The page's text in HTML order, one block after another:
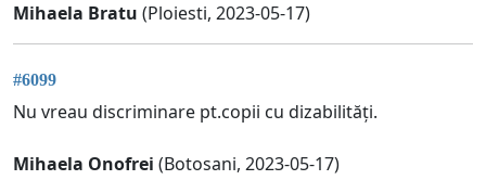
Mihaela Bratu (Ploiesti, 2023-05-17)
#6099
Nu vreau discriminare pt.copii cu dizabilități.
Mihaela Onofrei (Botosani, 2023-05-17)